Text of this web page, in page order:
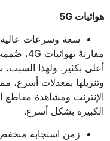
هوائيات 5G
سعة وسرعات عالية
أعلى بكثير. ولهذا السبب،
وتنزيلها بمعدلات أسرع،
الإنترنت ومشاهدة مقاطع
الكبيرة بشكل أسرع.
زمن استجابة